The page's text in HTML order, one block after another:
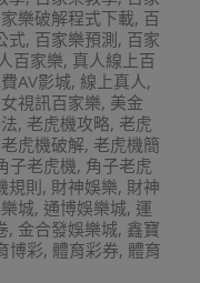
樂破解程式下載, 百
式, 百家樂預測 , 百家
百家樂, 真人線上百
AV影城, 線上真人,
視訊百家樂, 美金
, 老虎機攻略, 老虎
老虎機破解, 老虎機簡
子老虎機, 角子老虎
規則, 財神娛樂, 財神
城, 通博娛樂城, 運
, 金合發娛樂城, 鑫寶
博彩, 體育彩券, 體育